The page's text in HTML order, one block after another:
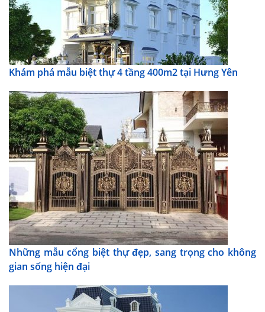
Khám phá mẫu biệt thự 4 tầng 400m2 tại Hưng Yên
Những mẫu cổng biệt thự đẹp, sang trọng cho không
gian sống hiện đại